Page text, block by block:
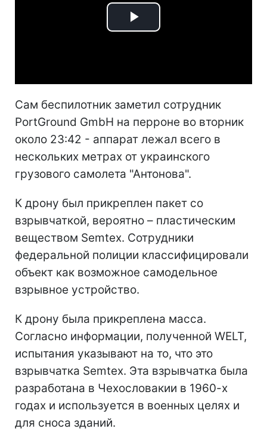
Play
Сам беспилотник заметил сотрудник
PortGround GmbH на перроне во вторник
около 23:42 - аппарат лежал всего в
нескольких метрах от украинского
грузового самолета "Антонова".
К дрону был прикреплен пакет со
взрывчаткой, вероятно – пластическим
веществом Semtex. Сотрудники
федеральной полиции классифицировали
объект как возможное самодельное
взрывное устройство.
К дрону была прикреплена масса.
Согласно информации, полученной WELT,
испытания указывают на то, что это
взрывчатка Semtex. Эта взрывчатка была
разработана в Чехословакии в 1960-х
годах и используется в военных целях и
для сноса зданий.